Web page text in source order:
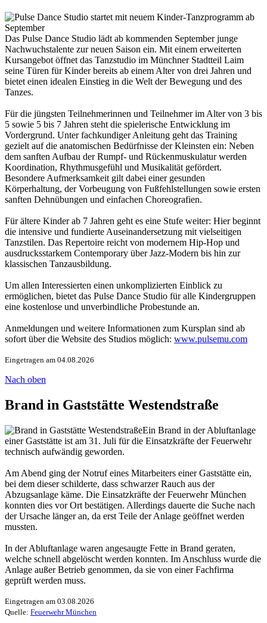
Das Pulse Dance Studio lädt ab kommenden September junge
Nachwuchstalente zur neuen Saison ein. Mit einem erweiterten
Kursangebot öffnet das Tanzstudio im Münchner Stadtteil Laim
seine Türen für Kinder bereits ab einem Alter von drei Jahren und
bietet einen idealen Einstieg in die Welt der Bewegung und des
Tanzes.
Für die jüngsten Teilnehmerinnen und Teilnehmer im Alter von 3 bis
5 sowie 5 bis 7 Jahren steht die spielerische Entwicklung im
Vordergrund. Unter fachkundiger Anleitung geht das Training
gezielt auf die anatomischen Bedürfnisse der Kleinsten ein: Neben
dem sanften Aufbau der Rumpf- und Rückenmuskulatur werden
Koordination, Rhythmusgefühl und Musikalität gefördert.
Besondere Aufmerksamkeit gilt dabei einer gesunden
Körperhaltung, der Vorbeugung von Fußfehlstellungen sowie ersten
sanften Dehnübungen und einfachen Choreografien.
Für ältere Kinder ab 7 Jahren geht es eine Stufe weiter: Hier beginnt
die intensive und fundierte Auseinandersetzung mit vielseitigen
Tanzstilen. Das Repertoire reicht von modernem Hip-Hop und
ausdrucksstarkem Contemporary über Jazz-Modern bis hin zur
klassischen Tanzausbildung.
Um allen Interessierten einen unkomplizierten Einblick zu
ermöglichen, bietet das Pulse Dance Studio für alle Kindergruppen
eine kostenlose und unverbindliche Probestunde an.
Anmeldungen und weitere Informationen zum Kursplan sind ab
sofort über die Website des Studios möglich: www.pulsemu.com
Eingetragen am 04.08.2026
Nach oben
Brand in Gaststätte Westendstraße
Ein Brand in der Abluftanlage
einer Gaststätte ist am 31. Juli für die Einsatzkräfte der Feuerwehr
technisch aufwändig geworden.
Am Abend ging der Notruf eines Mitarbeiters einer Gaststätte ein,
bei dem dieser schilderte, dass schwarzer Rauch aus der
Abzugsanlage käme. Die Einsatzkräfte der Feuerwehr München
konnten dies vor Ort bestätigen. Allerdings dauerte die Suche nach
der Ursache länger an, da erst Teile der Anlage geöffnet werden
mussten.
In der Abluftanlage waren angesaugte Fette in Brand geraten,
welche schnell abgelöscht werden konnten. Im Anschluss wurde die
Anlage außer Betrieb genommen, da sie von einer Fachfirma
geprüft werden muss.
Eingetragen am 03.08.2026
Quelle: Feuerwehr München